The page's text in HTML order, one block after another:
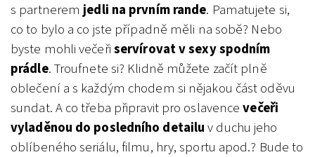
s partnerem jedli na prvním rande. Pamatujete si,
co to bylo a co jste případně měli na sobě? Nebo
byste mohli večeřiservírovat v sexy spodním
prádle. Troufnete si? Klidně můžete začít plně
oblečení a s každým chodem si nějakou část oděvu
sundat. A co třeba připravit pro oslavencevečeři
vyladěnou do posledního detailuv duchu jeho
oblíbeného seriálu, filmu, hry, sportu apod.? Bude to